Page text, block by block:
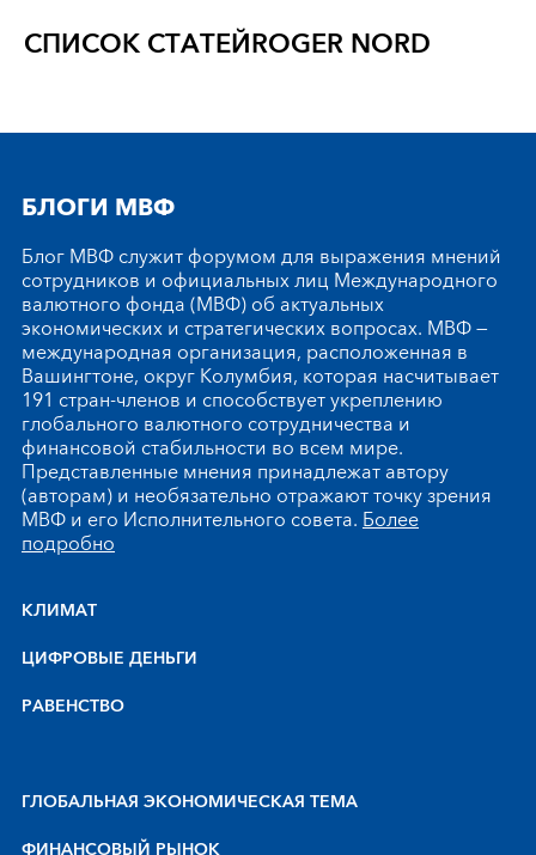
СПИСОК СТАТЕЙROGER NORD
БЛОГИ МВФ
Блог МВФ служит форумом для выражения мнений
сотрудников и официальных лиц Международного
валютного фонда (МВФ) об актуальных
экономических и стратегических вопросах. МВФ —
международная организация, расположенная в
Вашингтоне, округ Колумбия, которая насчитывает
191 стран-членов и способствует укреплению
глобального валютного сотрудничества и
финансовой стабильности во всем мире.
Представленные мнения принадлежат автору
(авторам) и необязательно отражают точку зрения
МВФ и его Исполнительного совета.Более
подробно
КЛИМАТ
ЦИФРОВЫЕ ДЕНЬГИ
РАВЕНСТВО
ГЛОБАЛЬНАЯ ЭКОНОМИЧЕСКАЯ ТЕМА